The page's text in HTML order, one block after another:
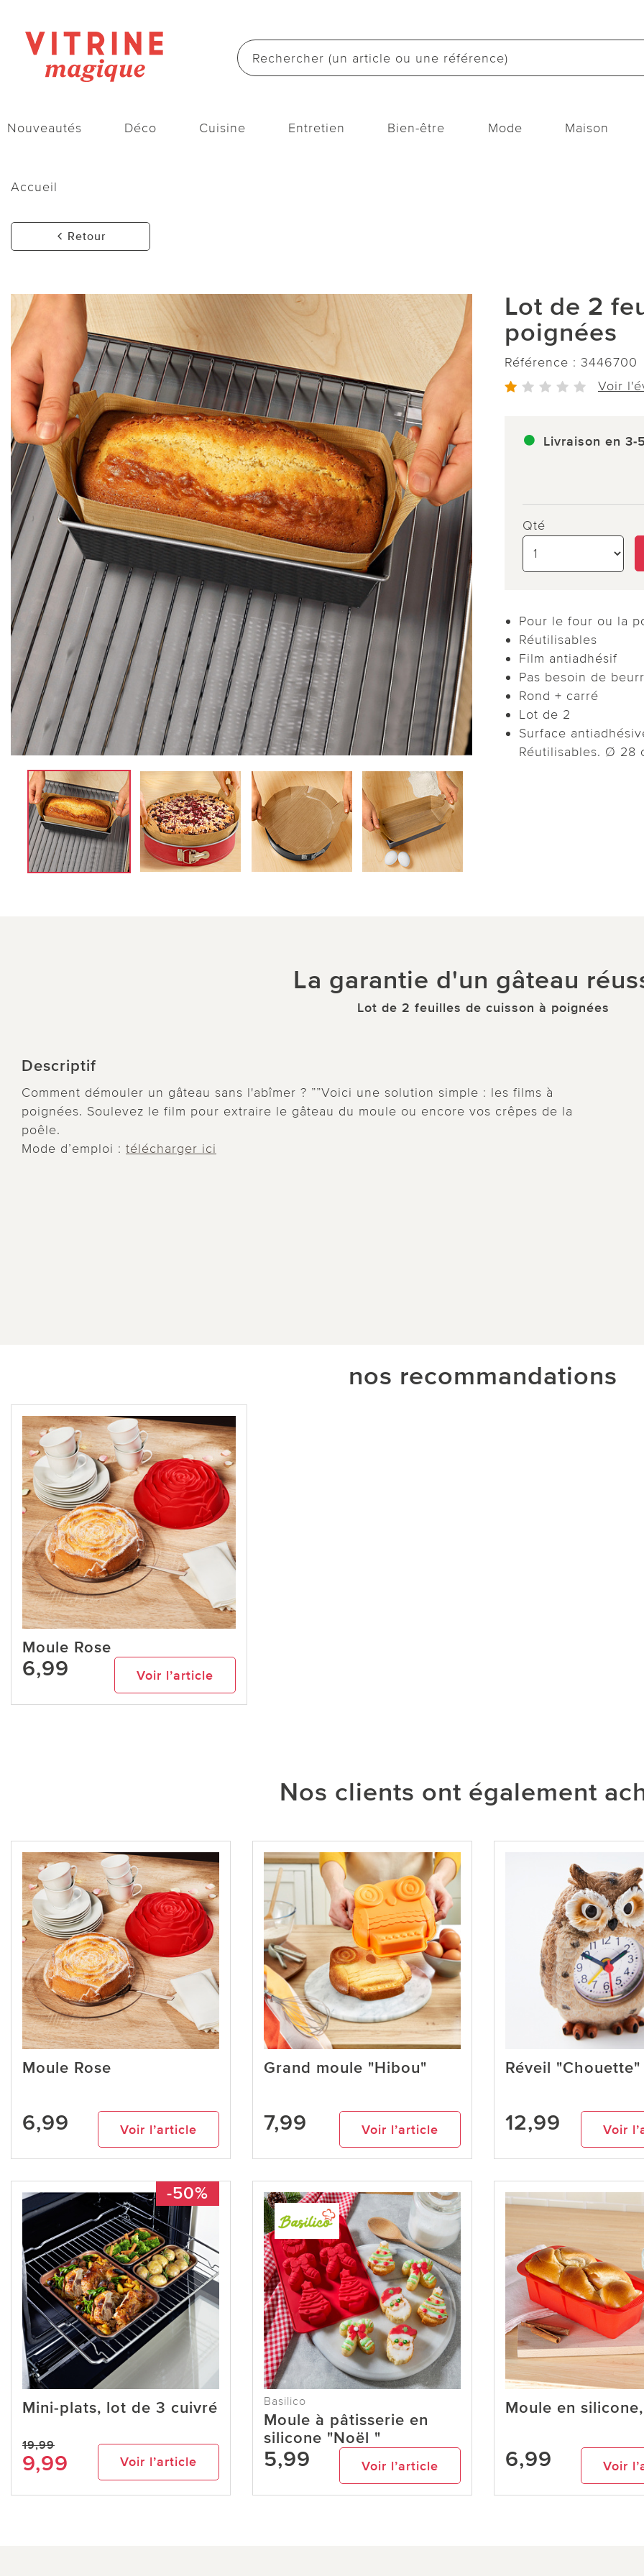
Nouveautés Déco Cuisine Entretien Bien-être Mode Maison
Accueil
Retour
Lot de 2
poignées
Référence : 3446700
Voir
Livraison en 3-
Qté
Pour le four ou la
Réutilisables
Film antiadhésif
Pas besoin de
Rond + carré
Lot de 2
Surface
Réutilisables. Ø 28
La garantie d'un gâteau
Lot de 2 feuilles de cuisson à poignées
Descriptif
Comment démouler un gâteau sans l'abîmer ? ””Voici une solution simple : les films à
poignées. Soulevez le film pour extraire le gâteau du moule ou encore vos crêpes de la
poêle.
Mode d’emploi : télécharger ici
nos recommandations
Moule Rose
6,99 Voir l’article
Nos clients ont également
Moule Rose
6,99 Voir l’article
Grand moule "Hibou"
7,99 Voir l’article
Réveil "Chouette"
12,99 Voir
-50%
Mini-plats, lot de 3 cuivré
19,99
9,99 Voir l’article
Basilico
Moule à pâtisserie en
silicone "Noël "
5,99 Voir l’article
Moule en
6,99 Voir